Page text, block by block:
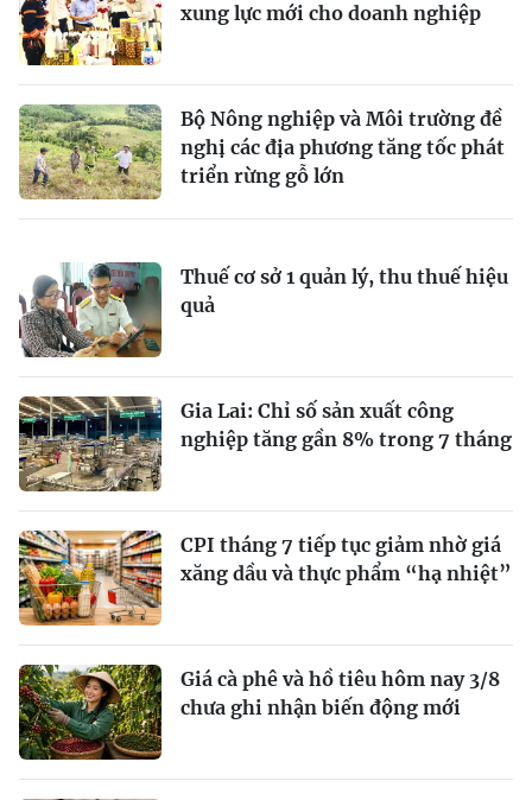
xung lực mới cho doanh nghiệp
Bộ Nông nghiệp và Môi trường đề
nghị các địa phương tăng tốc phát
triển rừng gỗ lớn
Thuế cơ sở 1 quản lý, thu thuế hiệu
quả
Gia Lai: Chỉ số sản xuất công
nghiệp tăng gần 8% trong 7 tháng
CPI tháng 7 tiếp tục giảm nhờ giá
xăng dầu và thực phẩm “hạ nhiệt”
Giá cà phê và hồ tiêu hôm nay 3/8
chưa ghi nhận biến động mới